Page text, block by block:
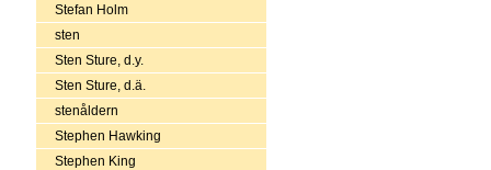
Stefan Holm
sten
Sten Sture, d.y.
Sten Sture, d.ä.
stenåldern
Stephen Hawking
Stephen King